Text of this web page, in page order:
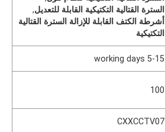
السترة القتالية التكتيكية القابلة للتعديل,
أشرطة الكتف القابلة للإزالة السترة القتالية
التكتيكية
5-15 working days
100
CXXCCTV07